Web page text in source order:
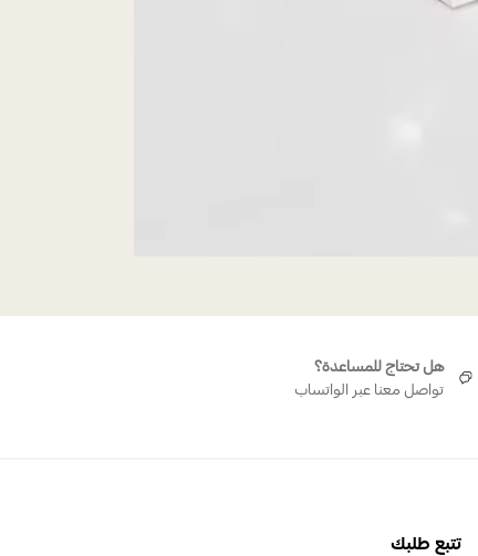
هل تحتاج للمساعدة؟
تواصل معنا عبر الواتساب
تتبع طلبك